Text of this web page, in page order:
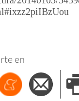
en
Menéame